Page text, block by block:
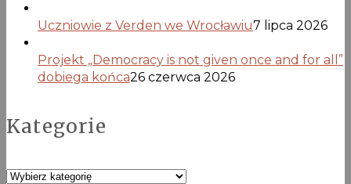
Uczniowie z Verden we Wrocławiu7 lipca 2026
Projekt „Democracy is not given once and for all”
dobiega końca26 czerwca 2026
Kategorie
Kategorie